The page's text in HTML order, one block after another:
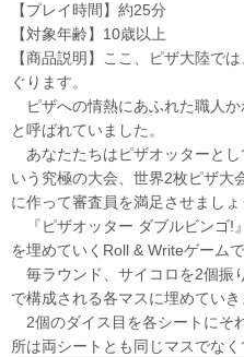
【プレイ時間】約25分
【対象年齢】10歳以上
【商品説明】ここ、ピザ大陸で
ぐります。
ピザへの情熱にあふれた職人か
と呼ばれていました。
あなたたちはピザオッターとし
いう究極の大会、世界2枚ピザ大
に作って審査員を満足させましょ
『ピザオッター ダブルビンゴ!
を埋めていくRoll & Writeゲームで
毎ラウンド、サイコロを2個振
で構成される各マスに埋めていき
2個のダイス目を各シートにそ
所は両シートとも同じマスでなく